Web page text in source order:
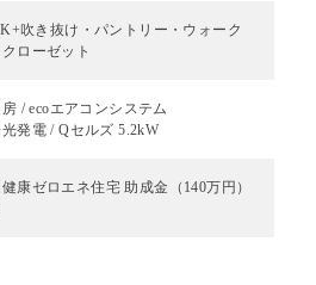
吹き抜け・パントリー・ウォーク
ローゼット
/ ecoエアコンシステム
発電 / Qセルズ 5.2kW
康ゼロエネ住宅 助成金（140万円）